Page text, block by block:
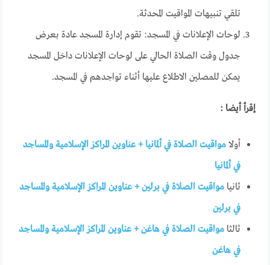
تلقي تنبيهات المواقيت المحدثة.
لوحات الإعلانات في المسجد: تقوم إدارة المسجد عادة بعرض
جدول وقت الصلاة الحالي على لوحات الإعلانات داخل المسجد
يمكن للمصلين الاطلاع عليها أثناء تواجدهم في المسجد.
إقرأ أيضا :
أولامواقيت الصلاة في ألمانيا + عناوين المراكز الإسلامية والمساجد
في ألمانيا
ثانيامواقيت الصلاة في برلين + عناوين المراكز الإسلامية والمساجد
في برلين
ثالثامواقيت الصلاة في هاغن + عناوين المراكز الإسلامية والمساجد
في هاغن